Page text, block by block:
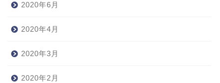
2020年6月
2020年4月
2020年3月
2020年2月